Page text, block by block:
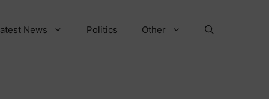
News Politics Other